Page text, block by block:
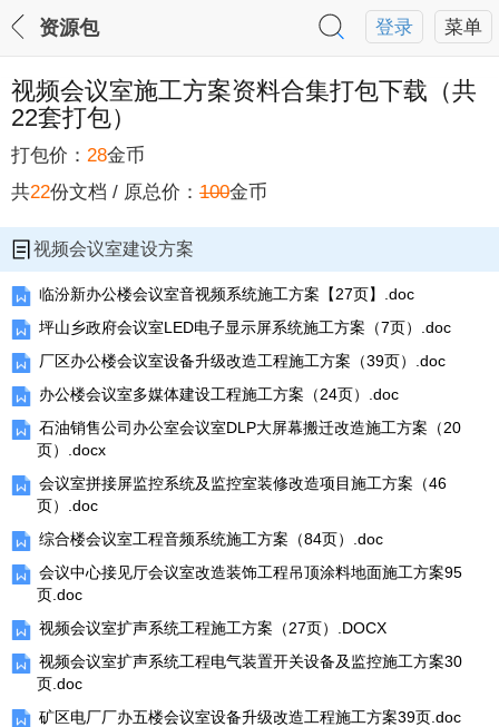
菜单
登录
资源包
视频会议室施工方案资料合集打包下载（共
22套打包）
视频会议室施工方案资料合集打包下载
打包价： 28金币
共22份文档 / 原总价： 100金币
视频会议室建设方案
临汾新办公楼会议室音视频系统施工方案【27页】.doc
坪山乡政府会议室LED电子显示屏系统施工方案（7页）.doc
厂区办公楼会议室设备升级改造工程施工方案（39页）.doc
办公楼会议室多媒体建设工程施工方案（24页）.doc
石油销售公司办公室会议室DLP大屏幕搬迁改造施工方案（20
页）.docx
会议室拼接屏监控系统及监控室装修改造项目施工方案（46
页）.doc
综合楼会议室工程音频系统施工方案（84页）.doc
会议中心接见厅会议室改造装饰工程吊顶涂料地面施工方案95
页.doc
视频会议室扩声系统工程施工方案（27页）.DOCX
视频会议室扩声系统工程电气装置开关设备及监控施工方案30
页.doc
矿区电厂厂办五楼会议室设备升级改造工程施工方案39页.doc